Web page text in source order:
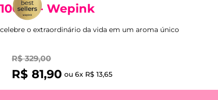
100ml - Wepink
celebre o extraordinário da vida em um aroma único
R$ 329,00
R$ 81,90 ou 6x R$ 13,65